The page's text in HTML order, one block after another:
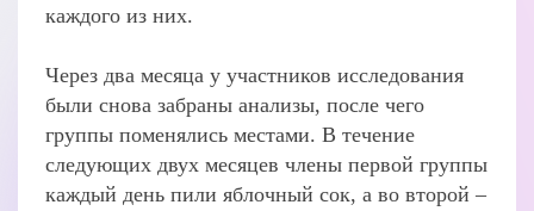
каждого из них.
Через два месяца у участников исследования
были снова забраны анализы, после чего
группы поменялись местами. В течение
следующих двух месяцев члены первой группы
каждый день пили яблочный сок, а во второй –